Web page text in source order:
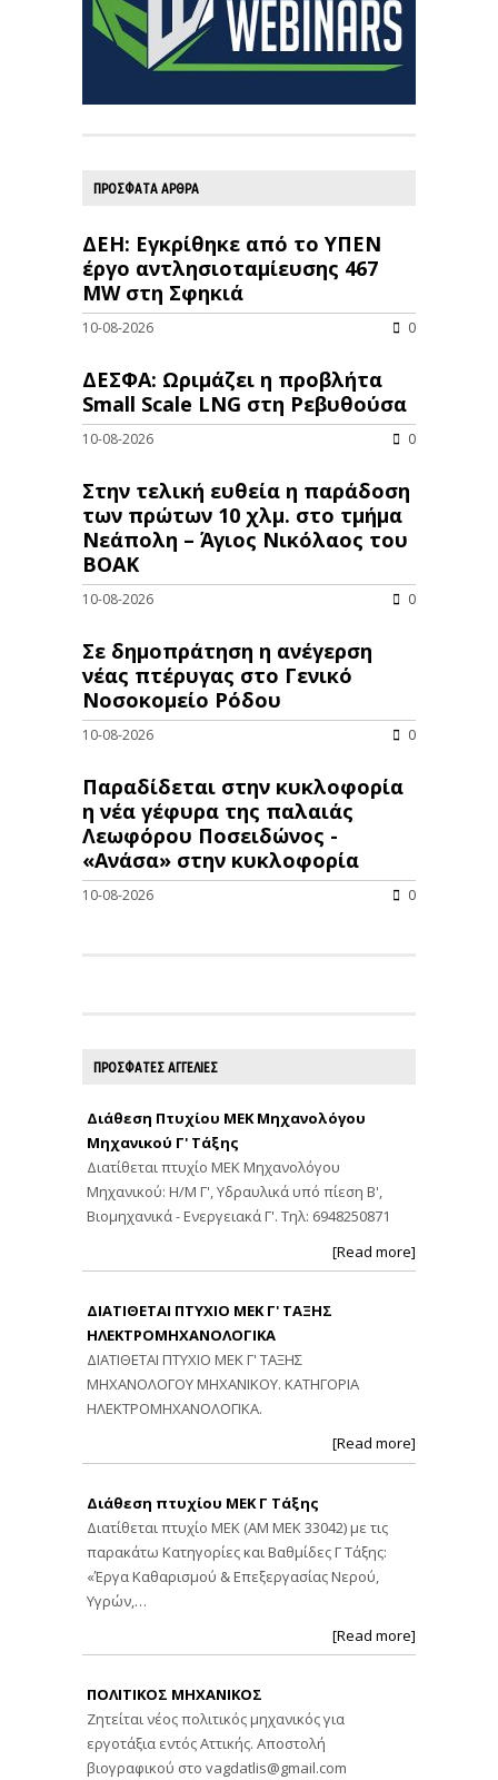
ΠΡΟΣΦΑΤΑ ΑΡΘΡΑ
ΔΕΗ: Εγκρίθηκε από το ΥΠΕΝ
έργο αντλησιοταμίευσης 467
MW στη Σφηκιά
10-08-2026 0
ΔΕΣΦΑ: Ωριμάζει η προβλήτα
Small Scale LNG στη Ρεβυθούσα
10-08-2026 0
Στην τελική ευθεία η παράδοση
των πρώτων 10 χλμ. στο τμήμα
Νεάπολη – Άγιος Νικόλαος του
ΒΟΑΚ
10-08-2026 0
Σε δημοπράτηση η ανέγερση
νέας πτέρυγας στο Γενικό
Νοσοκομείο Ρόδου
10-08-2026 0
Παραδίδεται στην κυκλοφορία
η νέα γέφυρα της παλαιάς
Λεωφόρου Ποσειδώνος -
«Ανάσα» στην κυκλοφορία
10-08-2026 0
ΠΡΟΣΦΑΤΕΣ ΑΓΓΕΛΙΕΣ
Διάθεση Πτυχίου ΜΕΚ Μηχανολόγου
Μηχανικού Γ' Τάξης
Διατίθεται πτυχίο ΜΕΚ Μηχανολόγου
Μηχανικού: Η/Μ Γ', Υδραυλικά υπό πίεση Β',
Βιομηχανικά - Ενεργειακά Γ'. Τηλ: 6948250871
[Read more]
ΔΙΑΤΙΘΕΤΑΙ ΠΤΥΧΙΟ ΜΕΚ Γ' ΤΑΞΗΣ
ΗΛΕΚΤΡΟΜΗΧΑΝΟΛΟΓΙΚΑ
ΔΙΑΤΙΘΕΤΑΙ ΠΤΥΧΙΟ ΜΕΚ Γ' ΤΑΞΗΣ
ΜΗΧΑΝΟΛΟΓΟΥ ΜΗΧΑΝΙΚΟΥ. ΚΑΤΗΓΟΡΙΑ
ΗΛΕΚΤΡΟΜΗΧΑΝΟΛΟΓΙΚΑ.
[Read more]
Διάθεση πτυχίου ΜΕΚ Γ Τάξης
Διατίθεται πτυχίο ΜΕΚ (ΑΜ ΜΕΚ 33042) με τις
παρακάτω Κατηγορίες και Βαθμίδες Γ Τάξης:
«Έργα Καθαρισμού & Επεξεργασίας Νερού,
Υγρών,…
[Read more]
ΠΟΛΙΤΙΚΟΣ ΜΗΧΑΝΙΚΟΣ
Ζητείται νέος πολιτικός μηχανικός για
εργοτάξια εντός Αττικής. Αποστολή
βιογραφικού στο vagdatlis@gmail.com